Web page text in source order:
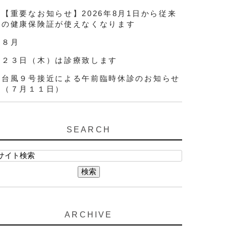
【重要なお知らせ】2026年8月1日から従来
の健康保険証が使えなくなります
８月
２３日（木）は診療致します
台風９号接近による午前臨時休診のお知らせ
（７月１１日）
SEARCH
ARCHIVE